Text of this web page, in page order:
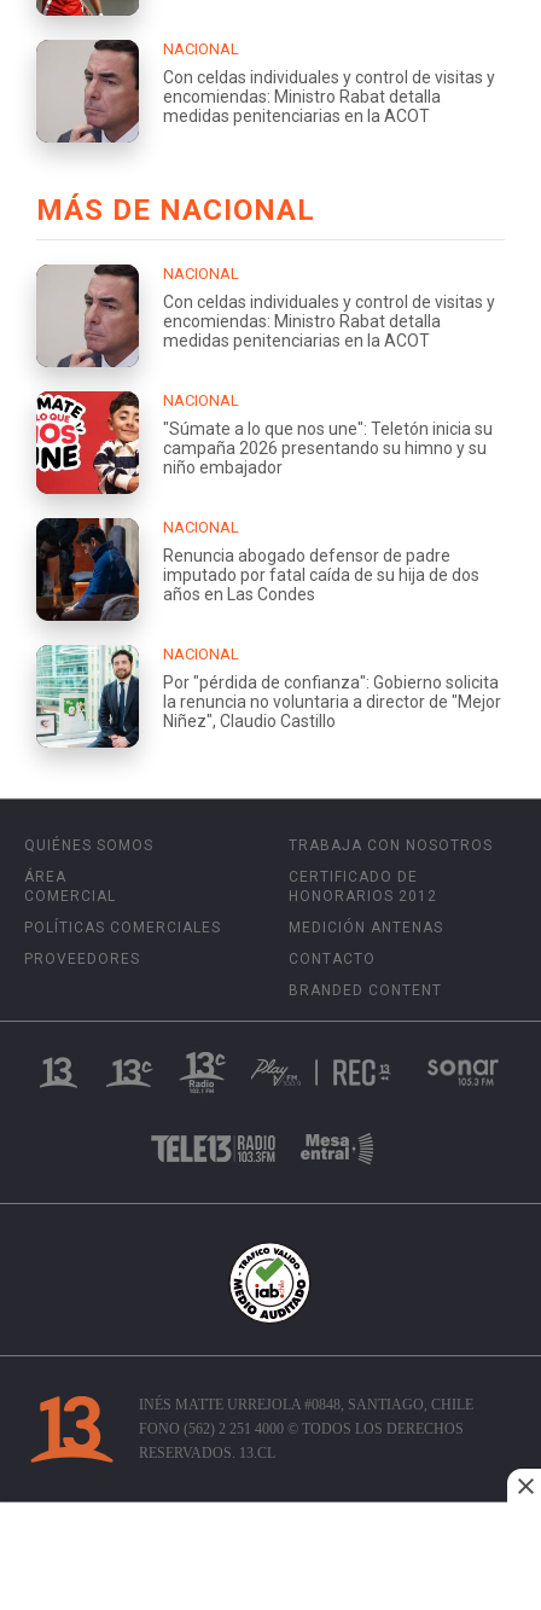
NACIONAL
Con celdas individuales y control de visitas y
encomiendas: Ministro Rabat detalla
medidas penitenciarias en la ACOT
MÁS DE NACIONAL
NACIONAL
Con celdas individuales y control de visitas y
encomiendas: Ministro Rabat detalla
medidas penitenciarias en la ACOT
NACIONAL
"Súmate a lo que nos une": Teletón inicia su
campaña 2026 presentando su himno y su
niño embajador
NACIONAL
Renuncia abogado defensor de padre
imputado por fatal caída de su hija de dos
años en Las Condes
NACIONAL
Por "pérdida de confianza": Gobierno solicita
la renuncia no voluntaria a director de "Mejor
Niñez", Claudio Castillo
QUIÉNES SOMOS
ÁREA
COMERCIAL
POLÍTICAS COMERCIALES
PROVEEDORES
TRABAJA CON NOSOTROS
CERTIFICADO DE
HONORARIOS 2012
MEDICIÓN ANTENAS
CONTACTO
BRANDED CONTENT
INÉS MATTE URREJOLA #0848, SANTIAGO, CHILE
FONO (562) 2 251 4000 © TODOS LOS DERECHOS
RESERVADOS. 13.CL